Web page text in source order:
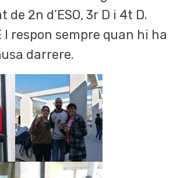
de 2n d’ESO, 3r D i 4t D.
I respon sempre quan hi ha
darrere.